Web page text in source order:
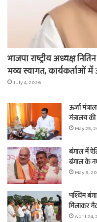
भाजपा राष्ट्रीय अध्यक्ष
भव्य स्वागत, कार्यकर्ताओं में
July 4, 2026
ऊर्जा
मंत्रालय की
May 25,
बंगाल में
बंगाल के
May 8,
पश्चिम
मिलाकर
April 24,